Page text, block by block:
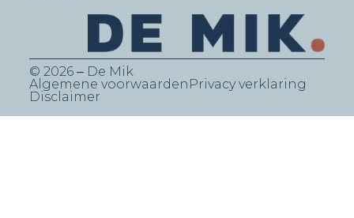
© 2026 ‒ De Mik
Algemene voorwaarden Privacy verklaring
Disclaimer